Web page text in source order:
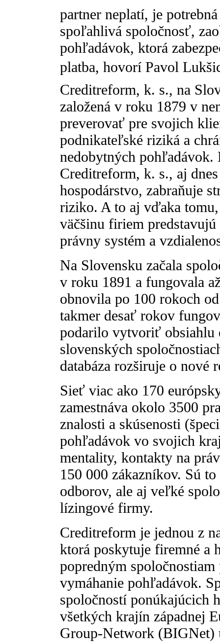
partner neplatí, je
spoľahlivá spoločnosť,
pohľadávok, ktorá
platba, hovorí Pavol
Creditreform, k. s., na
založená v roku 1879 v
preverovať pre svojich
podnikateľské riziká a
nedobytných pohľadávok.
Creditreform, k. s., aj
hospodárstvo, zabraňuje
riziko. A to aj vďaka
väčšinu firiem
právny systém a
Na Slovensku začala
v roku 1891 a fungovala
obnovila po 100 rokoch
takmer desať rokov
podarilo vytvoriť obsiahlu
slovenských
databáza rozširuje o nové
Sieť viac ako 170
zamestnáva okolo 3500
znalosti a skúsenosti
pohľadávok vo svojich
mentality, kontakty na
150 000 zákazníkov. Sú
odborov, ale aj veľké
lízingové firmy.
Creditreform je jednou z
ktorá poskytuje firemné a
popredným
vymáhanie pohľadávok.
spoločností ponúkajúcich
všetkých krajín západnej
Group-Network (BIGNet)